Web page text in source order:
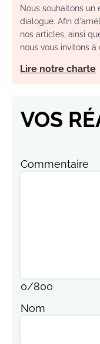
Nous souhaitons un
dialogue. Afin
nos articles, ainsi
nous vous invitons
Lire notre charte
VOS
Commentaire
0/800
Nom